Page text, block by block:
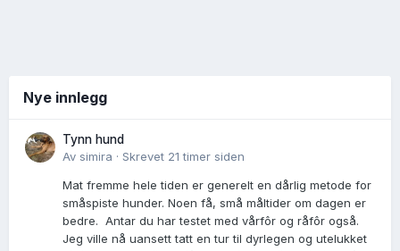
Nye innlegg
Tynn hund
Av simira · Skrevet 21 timer siden
Mat fremme hele tiden er generelt en dårlig metode for
småspiste hunder. Noen få, små måltider om dagen er
bedre. Antar du har testet med vårfôr og råfôr også.
Jeg ville nå uansett tatt en tur til dyrlegen og utelukket